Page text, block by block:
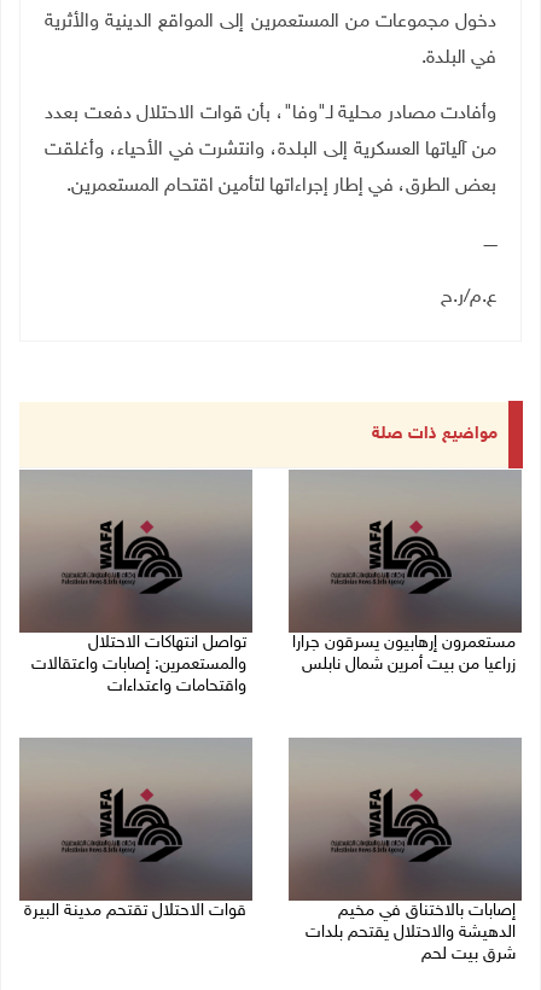
دخول مجموعات من المستعمرين إلى المواقع الدينية والأثرية
في البلدة.
وأفادت مصادر محلية لـ"وفا"، بأن قوات الاحتلال دفعت بعدد
من آلياتها العسكرية إلى البلدة، وانتشرت في الأحياء، وأغلقت
بعض الطرق، في إطار إجراءاتها لتأمين اقتحام المستعمرين.
ـــــ
ع.م/ر.ح
مواضيع ذات صلة
مستعمرون إرهابيون يسرقون جرارا
زراعيا من بيت أمرين شمال نابلس
تواصل انتهاكات الاحتلال
والمستعمرين: إصابات واعتقالات
واقتحامات واعتداءات
إصابات بالاختناق في مخيم
الدهيشة والاحتلال يقتحم بلدات
شرق بيت لحم
قوات الاحتلال تقتحم مدينة البيرة